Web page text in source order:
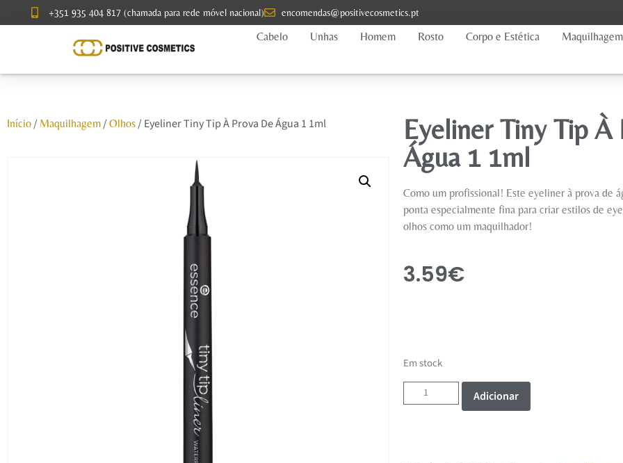
+351 935 404 817 (chamada para rede móvel nacional) encomendas@positivecosmetics.pt
Cabelo
Unhas Homem Rosto Corpo e Estética Maquilhagem
Início/ Maquilhagem/ Olhos/ Eyeliner Tiny Tip À Prova De Água 1 1ml
Eyeliner Tiny Tip À
Água 1 1ml
Como um profissional! Este eyeliner à prova de
ponta especialmente fina para criar estilos de
olhos como um maquilhador!
3.59€
Em stock
Adicionar